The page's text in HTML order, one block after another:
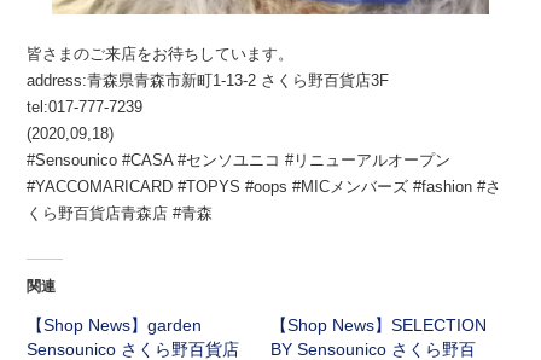
皆さまのご来店をお待ちしています。
address:青森県青森市新町1-13-2 さくら野百貨店3F
tel:017-777-7239
(2020,09,18)
#Sensounico #CASA #センソユニコ #リニューアルオープン
#YACCOMARICARD #TOPYS #oops #MICメンバーズ #fashion #さ
くら野百貨店青森店 #青森
関連
【Shop News】garden
Sensounico さくら野百貨店
【Shop News】SELECTION
BY Sensounico さくら野百